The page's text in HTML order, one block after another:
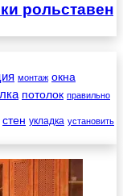
рольставен
монтаж окна
потолок правильно
стен укладка установить